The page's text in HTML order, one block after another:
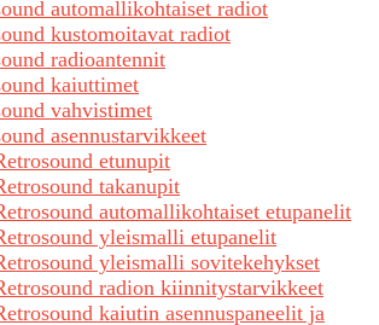
automallikohtaiset radiot
kustomoitavat radiot
radioantennit
kaiuttimet
vahvistimet
asennustarvikkeet
etunupit
takanupit
automallikohtaiset etupanelit
yleismalli etupanelit
yleismalli sovitekehykset
radion kiinnitystarvikkeet
kaiutin asennuspaneelit ja